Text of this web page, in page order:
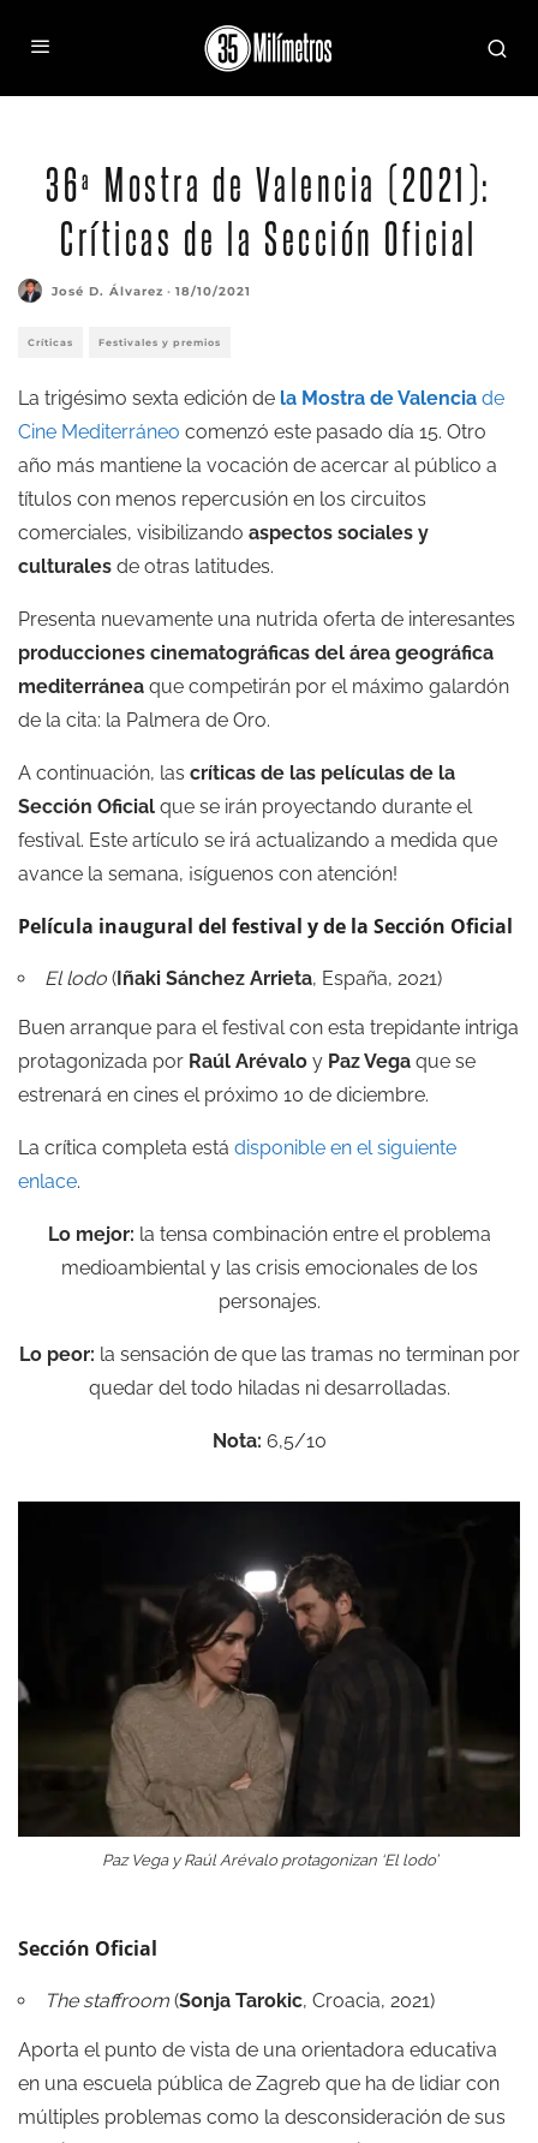
36ª Mostra de Valencia (2021):
Críticas de la Sección Oficial
José D. Álvarez · 18/10/2021
Críticas Festivales y premios
La trigésimo sexta edición de la Mostra de Valencia de
Cine Mediterráneo comenzó este pasado día 15. Otro
año más mantiene la vocación de acercar al público a
títulos con menos repercusión en los circuitos
comerciales, visibilizando aspectos sociales y
culturales de otras latitudes.
Presenta nuevamente una nutrida oferta de interesantes
producciones cinematográficas del área geográfica
mediterránea que competirán por el máximo galardón
de la cita: la Palmera de Oro.
A continuación, las críticas de las películas de la
Sección Oficial que se irán proyectando durante el
festival. Este artículo se irá actualizando a medida que
avance la semana, ¡síguenos con atención!
Película inaugural del festival y de la Sección Oficial
El lodo (Iñaki Sánchez Arrieta, España, 2021)
Buen arranque para el festival con esta trepidante intriga
protagonizada por Raúl Arévalo y Paz Vega que se
estrenará en cines el próximo 10 de diciembre.
La crítica completa está disponible en el siguiente
enlace.
Lo mejor: la tensa combinación entre el problema
medioambiental y las crisis emocionales de los
personajes.
Lo peor: la sensación de que las tramas no terminan por
quedar del todo hiladas ni desarrolladas.
Nota: 6,5/10
Paz Vega y Raúl Arévalo protagonizan ‘El lodo’
Sección Oficial
The staffroom (Sonja Tarokic, Croacia, 2021)
Aporta el punto de vista de una orientadora educativa
en una escuela pública de Zagreb que ha de lidiar con
múltiples problemas como la desconsideración de sus